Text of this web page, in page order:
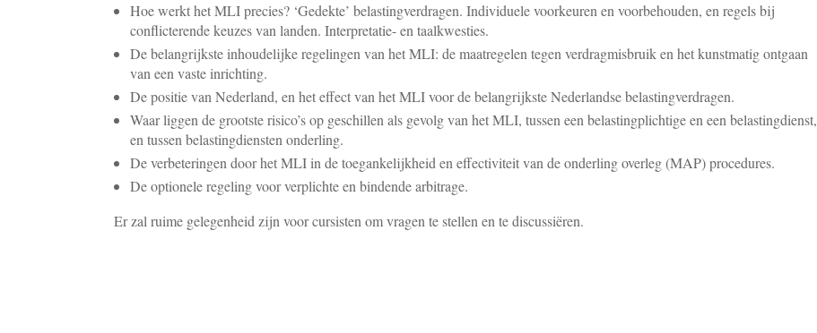
Hoe werkt het MLI precies? ‘Gedekte’ belastingverdragen. Individuele voorkeuren en voorbehouden, en regels bij
conflicterende keuzes van landen. Interpretatie- en taalkwesties.
De belangrijkste inhoudelijke regelingen van het MLI: de maatregelen tegen verdragmisbruik en het kunstmatig ontgaan
van een vaste inrichting.
De positie van Nederland, en het effect van het MLI voor de belangrijkste Nederlandse belastingverdragen.
Waar liggen de grootste risico’s op geschillen als gevolg van het MLI, tussen een belastingplichtige en een belastingdienst,
en tussen belastingdiensten onderling.
De verbeteringen door het MLI in de toegankelijkheid en effectiviteit van de onderling overleg (MAP) procedures.
De optionele regeling voor verplichte en bindende arbitrage.
Er zal ruime gelegenheid zijn voor cursisten om vragen te stellen en te discussiëren.